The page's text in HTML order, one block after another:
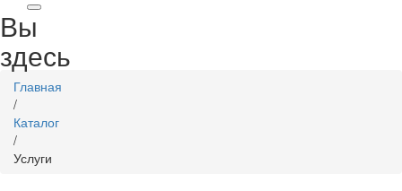
Вы
здесь
Главная
/
Каталог
/
Услуги